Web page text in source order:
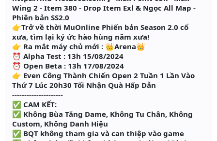
Wing 2 - Item 380 - Drop Item Exl & Ngọc All Map -
Phiên bản SS2.0
👉Trở về thời MuOnline Phiến bản Season 2.0 cổ
xưa, tìm lại ký ức hào hùng năm xưa!
👉 Ra mắt máy chủ mới : 👑Arena👑
⏰ Alpha Test : 13h 15/08/2024
⏰ Open Beta : 13h 17/08/2024
👉 Even Công Thành Chiến Open 2 Tuần 1 Lần Vào
Thứ 7 Lúc 20h30 Tối Nhận Quà Hấp Dẫn
---------------------
✅ CAM KẾT:
✅ Không Bùa Tăng Dame, Không Tu Chân, Không
Custom, Không Danh Hiệu
✅ BQT không tham gia và can thiệp vào game